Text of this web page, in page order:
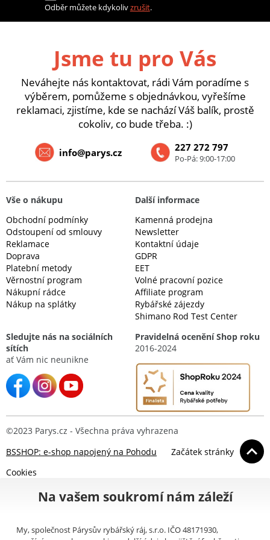
Odběr můžete kdykolivzrušit.
Jsme tu pro Vás
Neváhejte nás kontaktovat, rádi Vám poradíme s
výběrem, pomůžeme s objednávkou, vyřešíme
reklamaci, zjistíme, kde se nachází Váš balík, prostě
cokoliv, co bude třeba. :)
227 272 797
Po-Pá: 9:00-17:00
info@parys.cz
Vše o nákupu
Obchodní podmínky
Odstoupení od smlouvy
Reklamace
Doprava
Platební metody
Věrnostní program
Nákupní rádce
Nákup na splátky
Další informace
Kamenná prodejna
Newsletter
Kontaktní údaje
GDPR
EET
Volné pracovní pozice
Affiliate program
Rybářské zájezdy
Shimano Rod Test Center
Sledujte nás na sociálních
sítích
ať Vám nic neunikne
Pravidelná ocenění Shop roku
2016-2024
©2023 Parys.cz - Všechna práva vyhrazena
BSSHOP: e-shop napojený na Pohodu
Začátek stránky
Cookies
Na vašem soukromí nám záleží
My, společnost Párysův rybářský ráj, s.r.o. IČO 48171930,